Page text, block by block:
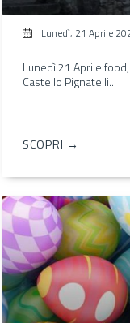
Lunedì, 21 Aprile
Lunedì 21 Aprile
Castello Pignatelli...
SCOPRI →